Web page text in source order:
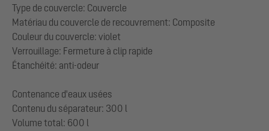
Type de couvercle: Couvercle
Matériau du couvercle de recouvrement: Composite
Couleur du couvercle: violet
Verrouillage: Fermeture à clip rapide
Étanchéité: anti-odeur
Contenance d'eaux usées
Contenu du séparateur: 300 l
Volume total: 600 l